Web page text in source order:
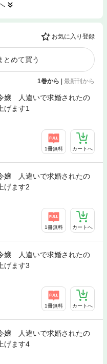
お気に入り登録
とめて買う
1巻から 最新刊から
嬢 人違いで求婚されたの
げます1
1冊無料 カートへ
嬢 人違いで求婚されたの
げます2
1冊無料 カートへ
嬢 人違いで求婚されたの
げます3
1冊無料 カートへ
嬢 人違いで求婚されたの
げます4